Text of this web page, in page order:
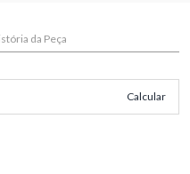
da Peça
Calcular